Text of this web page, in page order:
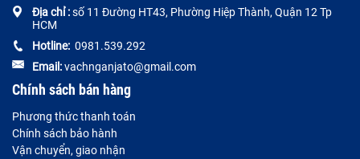
Địa chỉ :số 11 Đường HT43, Phường Hiệp Thành, Quận 12 Tp
HCM
Hotline: 0981.539.292
Email:vachnganjato@gmail.com
Chính sách bán hàng
Phương thức thanh toán
Chính sách bảo hành
Vận chuyển, giao nhận